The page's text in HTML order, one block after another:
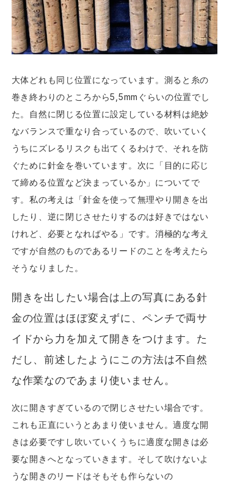
大体どれも同じ位置になっています。測ると糸の
巻き終わりのところから5,5mmぐらいの位置でし
た。自然に閉じる位置に設定している材料は絶妙
なバランスで重なり合っているので、吹いていく
うちにズレるリスクも出てくるわけで、それを防
ぐために針金を巻いています。次に「目的に応じ
て締める位置など決まっているか」についてで
す。私の考えは「針金を使って無理やり開きを出
したり、逆に閉じさせたりするのは好きではない
けれど、必要となればやる」です。消極的な考え
ですが自然のものであるリードのことを考えたら
そうなりました。
開きを出したい場合は上の写真にある針
金の位置はほぼ変えずに、ペンチで両サ
イドから力を加えて開きをつけます。た
だし、前述したようにこの方法は不自然
な作業なのであまり使いません。
次に開きすぎているので閉じさせたい場合です。
これも正直にいうとあまり使いません。適度な開
きは必要ですし吹いていくうちに適度な開きは必
要な開きへとなっていきます。そして吹けないよ
うな開きのリードはそもそも作らないの